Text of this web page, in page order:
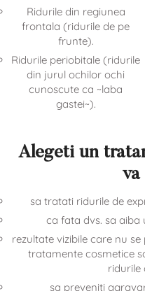
Ridurile din regiunea
frontala (ridurile de pe
frunte).
Ridurile periobitale (ridurile
din jurul ochilor ochi
cunoscute ca ~laba
gastei~).
Alegeti un
sa tratati ridurile de
ca fata dvs. sa
rezultate vizibile care nu
tratamente cosmetice
ridurile
sa preveniti